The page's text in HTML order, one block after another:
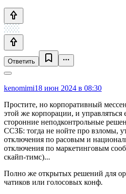
Ответить
kenomimi18 июн 2024 в 08:30
Простите, но корпоративный
этой же корпорации, и управляться
сторонние неподконтрольные
ССЗБ: тогда не нойте про взломы,
отключения по расовым и
отключения по маркетинговым
скайп-тимс)...
Полно же открытых решений для
чатиков или голосовых конф.